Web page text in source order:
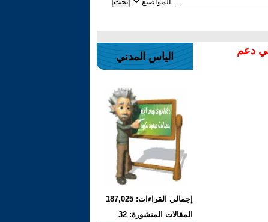
في دعم
الياس المدني
إجمالي القراءات: 187,025
المقالات المنشورة: 32